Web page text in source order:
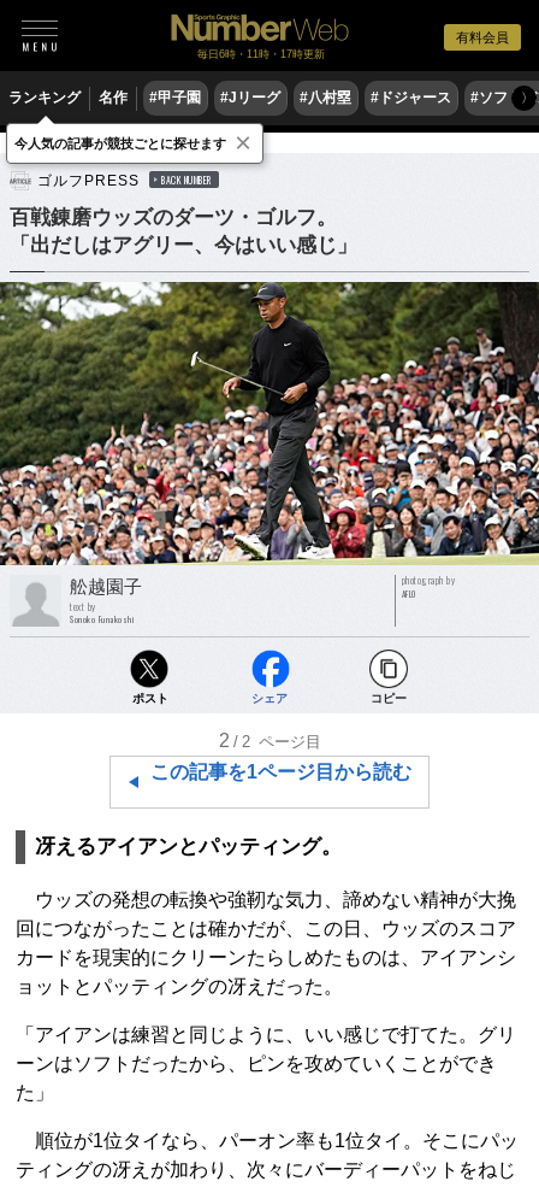
有料会員
毎日6時・11時・17時更新
ランキング 名作 #甲子園 #Jリーグ #八村塁 #ドジャース #ソフト〉
ゴルフ 男子ゴルフ
ゴルフPRESS BACK NUMBER
百戦錬磨ウッズのダーツ・ゴルフ。
「出だしはアグリー、今はいい感じ」
舩越園子
text by
Sonoko Funakoshi
photograph by
AFLO
ポスト シェア コピー
2 /2 ページ目
この記事を1ページ目から読む
冴えるアイアンとパッティング。
ウッズの発想の転換や強靭な気力、諦めない精神が大挽
回につながったことは確かだが、この日、ウッズのスコア
カードを現実的にクリーンたらしめたものは、アイアンシ
ョットとパッティングの冴えだった。
「アイアンは練習と同じように、いい感じで打てた。グリ
ーンはソフトだったから、ピンを攻めていくことができ
た」
順位が1位タイなら、パーオン率も1位タイ。そこにパッ
ティングの冴えが加わり、次々にバーディーパットをねじ
今人気の記事が競技ごとに探せます ×